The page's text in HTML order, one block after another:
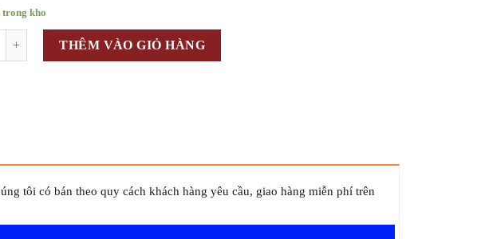
trong kho
THÊM VÀO GIỎ HÀNG
tôi có bán theo quy cách khách hàng yêu cầu, giao hàng miễn phí trên